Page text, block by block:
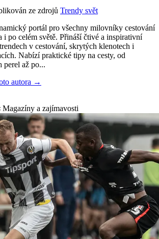
ze zdrojů Trendy svět
portál pro všechny milovníky cestování
i po celém světě. Přináší čtivé a inspirativní
v cestování, skrytých klenotech i
Nabízí praktické tipy na cesty, od
perel až po...
autora →
Magazíny a zajímavosti